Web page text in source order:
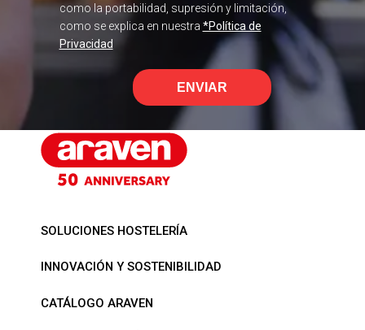
como la portabilidad, supresión y limitación,
como se explica en nuestra *Política de
Privacidad
ENVIAR
SOLUCIONES HOSTELERÍA
INNOVACIÓN Y SOSTENIBILIDAD
CATÁLOGO ARAVEN